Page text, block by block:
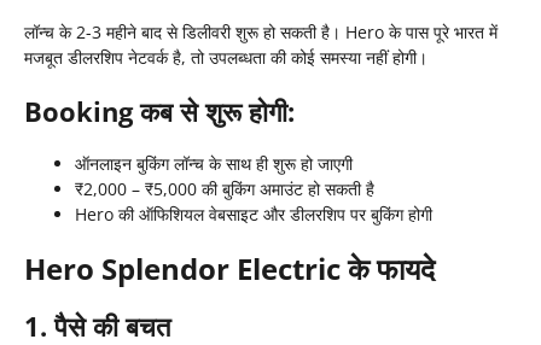
लॉन्च के 2-3 महीने बाद से डिलीवरी शुरू हो सकती है। Hero के पास पूरे भारत में
मजबूत डीलरशिप नेटवर्क है, तो उपलब्धता की कोई समस्या नहीं होगी।
Booking कब से शुरू होगी:
ऑनलाइन बुकिंग लॉन्च के साथ ही शुरू हो जाएगी
₹2,000 – ₹5,000 की बुकिंग अमाउंट हो सकती है
Hero की ऑफिशियल वेबसाइट और डीलरशिप पर बुकिंग होगी
Hero Splendor Electric के फायदे
1. पैसे की बचत